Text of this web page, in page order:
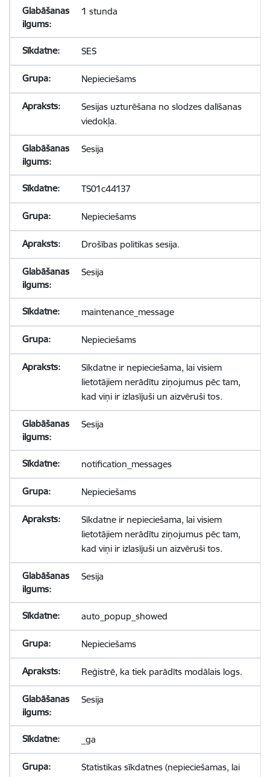
1 stunda
SES
Nepieciešams
Sesijas uzturēšana no slodzes dalīšanas
viedokļa.
Sesija
TS01c44137
Nepieciešams
Drošības politikas sesija.
Sesija
maintenance_message
Nepieciešams
Sīkdatne ir nepieciešama, lai visiem
lietotājiem nerādītu ziņojumus pēc tam,
kad viņi ir izlasījuši un aizvēruši tos.
Sesija
notification_messages
Nepieciešams
Sīkdatne ir nepieciešama, lai visiem
lietotājiem nerādītu ziņojumus pēc tam,
kad viņi ir izlasījuši un aizvēruši tos.
Sesija
auto_popup_showed
Nepieciešams
Reģistrē, ka tiek parādīts modālais logs.
Sesija
_ga
Statistikas sīkdatnes (nepieciešamas, lai